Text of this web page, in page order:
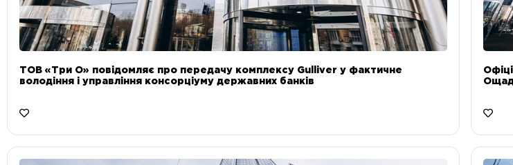
ТОВ «Три О» повідомляє про передачу комплексу Gulliver у фактичне
володіння і управління консорціуму державних банків